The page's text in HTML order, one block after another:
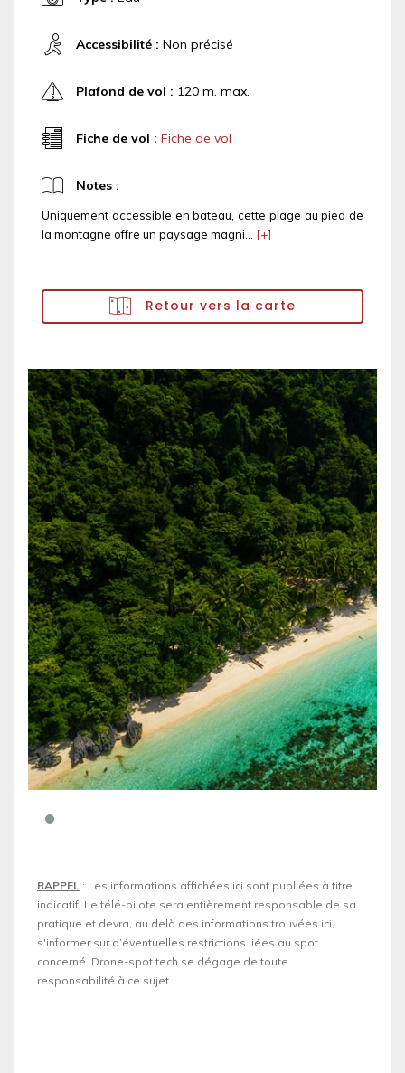
Accessibilité : Non précisé
Plafond de vol : 120 m. max.
Fiche de vol : Fiche de vol
Notes :
Uniquement accessible en bateau, cette plage au pied de
la montagne offre un paysage magni... [+]
Retour vers la carte
RAPPEL : Les informations affichées ici sont publiées à titre
indicatif. Le télé-pilote sera entièrement responsable de sa
pratique et devra, au delà des informations trouvées ici,
s'informer sur d’éventuelles restrictions liées au spot
concerné. Drone-spot.tech se dégage de toute
responsabilité à ce sujet.